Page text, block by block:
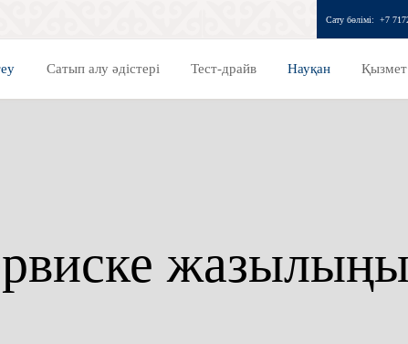
Сату бөлімі: +7
Сатып алу әдістері Тест-драйв Науқан Қызмет